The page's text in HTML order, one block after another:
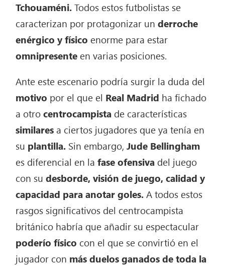
Tchouaméni.Todos estos futbolistas se
caracterizan por protagonizar underroche
enérgico y físico enorme para estar
omnipresente en varias posiciones.
Ante este escenario podría surgir la duda del
motivo por el que el Real Madrid ha fichado
a otrocentrocampista de características
similaresa ciertos jugadores que ya tenía en
su plantilla. Sin embargo, Jude Bellingham
es diferencial en lafase ofensiva del juego
con sudesborde, visión de juego, calidad y
capacidad para anotar goles.A todos estos
rasgos significativos del centrocampista
británico habría que añadir su espectacular
poderío físico con el que se convirtió en el
jugador con más duelos ganados de toda la